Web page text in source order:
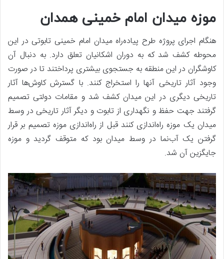
موزه میدان امام خمینی همدان
هنگام اجرای پروژه طرح پیاده‌راه میدان امام خمینی تابوتی در این
محوطه کشف شد که به دوران اشکانیان تعلق دارد. به دنبال آن
کاوشگران در این منطقه به جستجوی بیشتری پرداختند تا در صورت
وجود آثار تاریخی آنها را استخراج کنند. با گسترش کاوش‌ها آثار
تاریخی دیگری در این میدان کشف شد و مقامات دولتی تصمیم
گرفتند جهت حفظ و نگهداری از تابوت و دیگر آثار تاریخی در وسط
میدان یک موزه راه‌اندازی کنند قبل از راه‌اندازی موزه تصمیم بر قرار
گرفتن یک آب‌نما در وسط میدان بود که متوقف گردید و موزه
جایگزین آن شد.